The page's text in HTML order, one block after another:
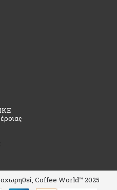
Coffee World™ 2025